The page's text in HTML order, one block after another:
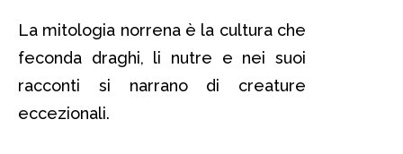
La mitologia norrena è la cultura che
feconda draghi, li nutre e nei suoi
racconti si narrano di creature
eccezionali.